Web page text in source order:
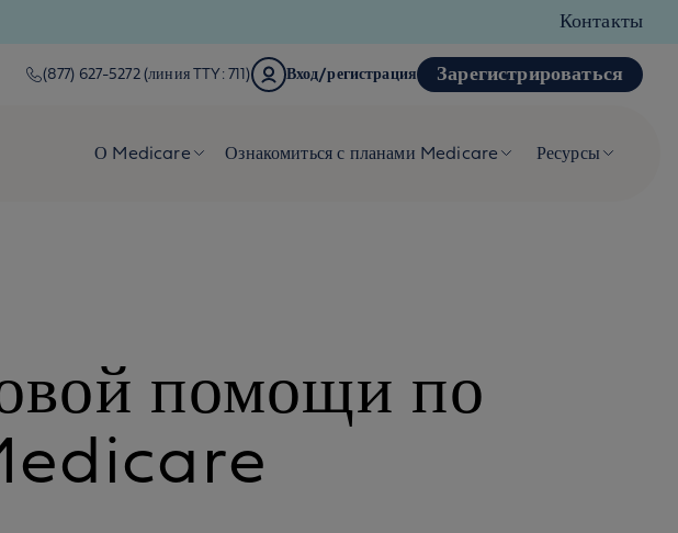
Контакты
(877) 627-5272 (линия TTY: 711) Вход/регистрация Зарегистрироваться
О Medicare Ознакомиться с планами Medicare Ресурсы
помощи по